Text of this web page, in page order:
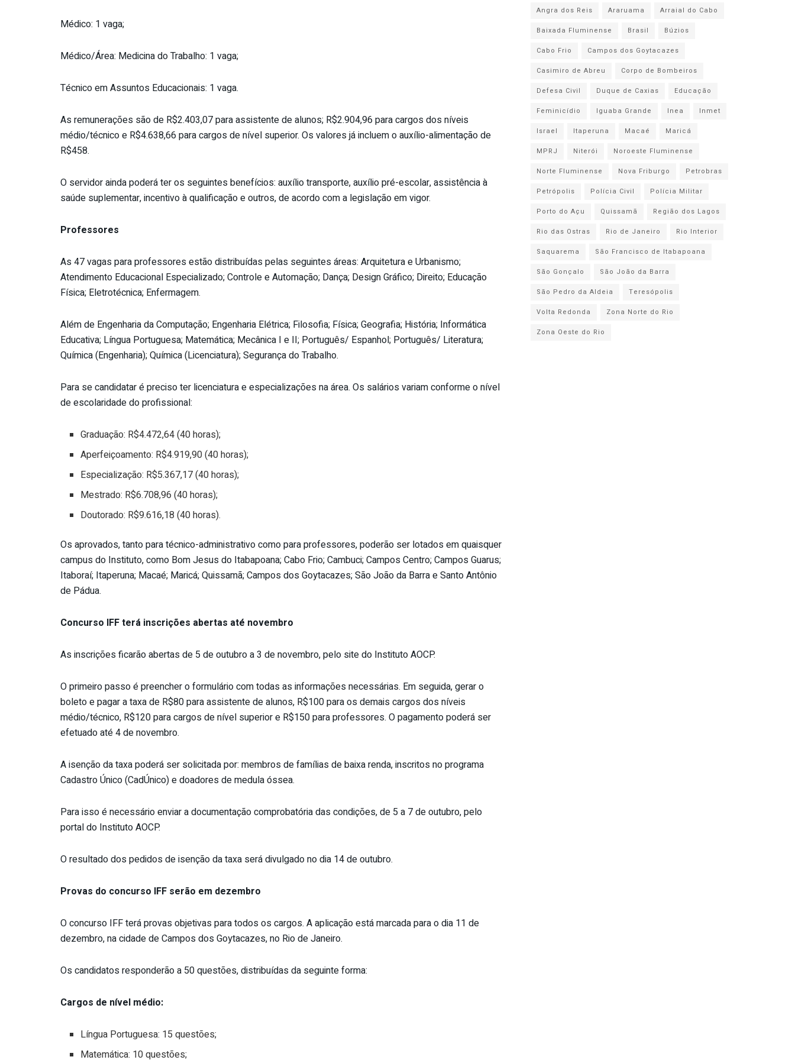
Médico: 1 vaga;
Médico/Área: Medicina do Trabalho: 1 vaga;
Técnico em Assuntos Educacionais: 1 vaga.
As remunerações são de R$2.403,07 para assistente de alunos; R$2.904,96 para cargos dos níveis
médio/técnico e R$4.638,66 para cargos de nível superior. Os valores já incluem o auxílio-alimentação de
R$458.
O servidor ainda poderá ter os seguintes benefícios: auxílio transporte, auxílio pré-escolar, assistência à
saúde suplementar, incentivo à qualificação e outros, de acordo com a legislação em vigor.
Professores
As 47 vagas para professores estão distribuídas pelas seguintes áreas: Arquitetura e Urbanismo;
Atendimento Educacional Especializado; Controle e Automação; Dança; Design Gráfico; Direito; Educação
Física; Eletrotécnica; Enfermagem.
Além de Engenharia da Computação; Engenharia Elétrica; Filosofia; Física; Geografia; História; Informática
Educativa; Língua Portuguesa; Matemática; Mecânica I e II; Português/ Espanhol; Português/ Literatura;
Química (Engenharia); Química (Licenciatura); Segurança do Trabalho.
Para se candidatar é preciso ter licenciatura e especializações na área. Os salários variam conforme o nível
de escolaridade do profissional:
Graduação: R$4.472,64 (40 horas);
Aperfeiçoamento: R$4.919,90 (40 horas);
Especialização: R$5.367,17 (40 horas);
Mestrado: R$6.708,96 (40 horas);
Doutorado: R$9.616,18 (40 horas).
Os aprovados, tanto para técnico-administrativo como para professores, poderão ser lotados em quaisquer
campus do Instituto, como Bom Jesus do Itabapoana; Cabo Frio; Cambuci; Campos Centro; Campos Guarus;
Itaboraí; Itaperuna; Macaé; Maricá; Quissamã; Campos dos Goytacazes; São João da Barra e Santo Antônio
de Pádua.
Concurso IFF terá inscrições abertas até novembro
As inscrições ficarão abertas de 5 de outubro a 3 de novembro, pelo site do Instituto AOCP.
O primeiro passo é preencher o formulário com todas as informações necessárias. Em seguida, gerar o
boleto e pagar a taxa de R$80 para assistente de alunos, R$100 para os demais cargos dos níveis
médio/técnico, R$120 para cargos de nível superior e R$150 para professores. O pagamento poderá ser
efetuado até 4 de novembro.
A isenção da taxa poderá ser solicitada por: membros de famílias de baixa renda, inscritos no programa
Cadastro Único (CadÚnico) e doadores de medula óssea.
Para isso é necessário enviar a documentação comprobatória das condições, de 5 a 7 de outubro, pelo
portal do Instituto AOCP.
O resultado dos pedidos de isenção da taxa será divulgado no dia 14 de outubro.
Provas do concurso IFF serão em dezembro
O concurso IFF terá provas objetivas para todos os cargos. A aplicação está marcada para o dia 11 de
dezembro, na cidade de Campos dos Goytacazes, no Rio de Janeiro.
Os candidatos responderão a 50 questões, distribuídas da seguinte forma:
Cargos de nível médio:
Língua Portuguesa: 15 questões;
Matemática: 10 questões;
Angra dos Reis Araruama
Arraial do Cabo
Baixada Fluminense
Brasil
Búzios
Cabo Frio
Campos dos Goytacazes
Casimiro de Abreu
Corpo de Bombeiros
Defesa Civil
Duque de Caxias
Educação
Feminicídio
Iguaba Grande Inea
Inmet
Israel
Itaperuna Macaé
Maricá
MPRJ
Niterói
Noroeste Fluminense
Norte Fluminense
Nova Friburgo
Petrobras
Petrópolis
Polícia Civil
Polícia Militar
Porto do Açu
Quissamã
Região dos Lagos
Rio das Ostras
Rio de Janeiro
Rio Interior
Saquarema
São Francisco de Itabapoana
São Gonçalo
São João da Barra
São Pedro da Aldeia
Teresópolis
Volta Redonda
Zona Norte do Rio
Zona Oeste do Rio